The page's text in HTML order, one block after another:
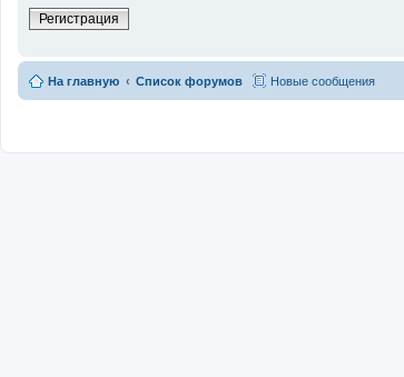
Регистрация
На главную Список форумов Новые сообщения